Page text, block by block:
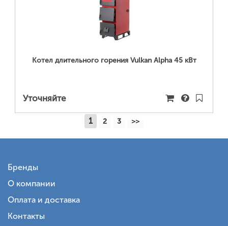
ПОДРОБНЕЕ...
Котел длительного горения Vulkan Alpha 45 кВт
Уточняйте
1 2 3 >>
Бренды
О компании
Оплата и доставка
Контакты